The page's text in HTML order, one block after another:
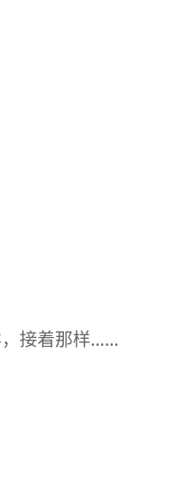
，接着那样……